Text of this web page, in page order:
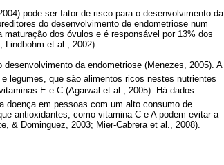
pode ser fator de risco para o desenvolvimento da
do desenvolvimento de endome­triose num
dos óvulos e é responsável por 13% dos
Lindbohm et al., 2002).
desenvolvimento da endometriose (Menezes, 2005). A
legumes, que são alimentos ricos nestes nutrientes
E e C (Agarwal et al., 2005). Há dados
doença em pessoas com um alto consumo de
antioxidantes, como vitamina C e A podem evitar a
& Dominguez, 2003; Mier­-Cabrera et al., 2008).